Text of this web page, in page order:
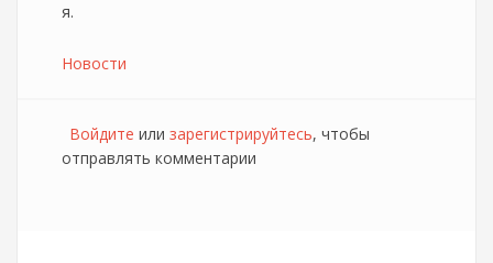
я.
Новости
Войдите или зарегистрируйтесь, чтобы
отправлять комментарии